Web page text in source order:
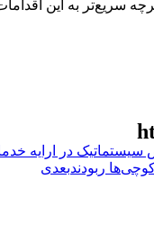
سریع‌تر به این
سیستماتیک در ارایه
بعدی